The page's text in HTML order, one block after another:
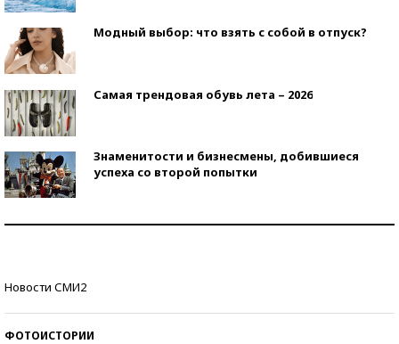
Модный выбор: что взять с собой в отпуск?
Самая трендовая обувь лета – 2026
Знаменитости и бизнесмены, добившиеся
успеха со второй попытки
Новости СМИ2
ФОТОИСТОРИИ